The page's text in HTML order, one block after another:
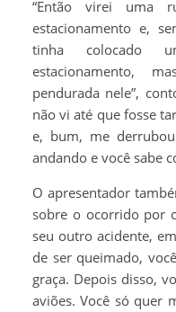
“Então virei uma
estacionamento e,
tinha colocado
estacionamento,
pendurada nele”,
não vi até que fosse
e, bum, me
andando e você sabe
O apresentador
sobre o ocorrido por
seu outro acidente,
de ser queimado,
graça. Depois disso,
aviões. Você só quer